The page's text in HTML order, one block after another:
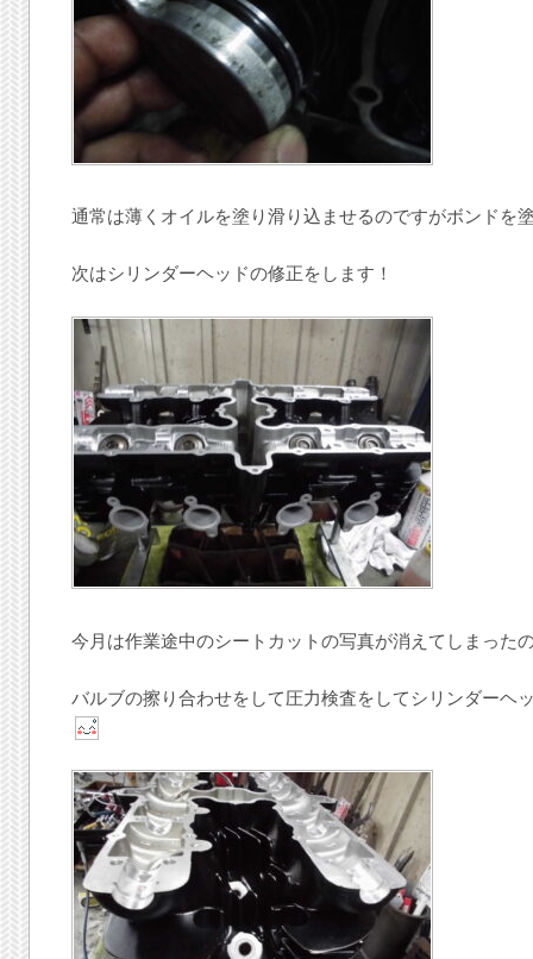
通常は薄くオイルを塗り滑り込ませるのですがボンドを
次はシリンダーヘッドの修正をします！
今月は作業途中のシートカットの写真が消えてしまった
バルブの擦り合わせをして圧力検査をしてシリンダーヘ